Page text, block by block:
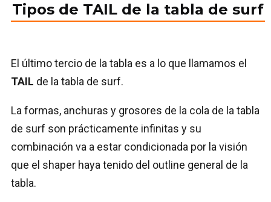
Tipos de TAIL de la tabla de surf
El último tercio de la tabla es a lo que llamamos el
TAIL de la tabla de surf.
La formas, anchuras y grosores de la cola de la tabla
de surf son prácticamente infinitas y su
combinación va a estar condicionada por la visión
que el shaper haya tenido del outline general de la
tabla.